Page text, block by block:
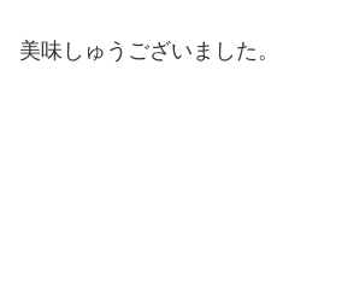
美味しゅうございました。